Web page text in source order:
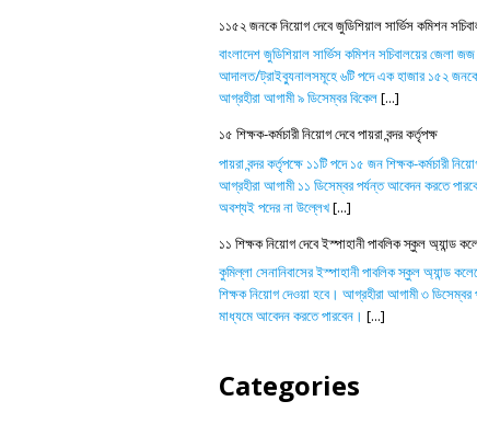
১১৫২ জনকে নিয়োগ দেবে জুডিশিয়াল সার্ভিস কমিশন
বাংলাদেশ জুডিশিয়াল সার্ভিস কমিশন সচিবালয়ের জেলা
আদালত/ট্রাইব্যুনালসমূহে ৬টি পদে এক হাজার ১৫২
আগ্রহীরা আগামী ৯ ডিসেম্বর বিকেল[...]
১৫ শিক্ষক-কর্মচারী নিয়োগ দেবে পায়রা বন্দর কর্তৃপক্ষ
পায়রা বন্দর কর্তৃপক্ষে ১১টি পদে ১৫ জন শিক্ষক-কর্মচারী
আগ্রহীরা আগামী ১১ ডিসেম্বর পর্যন্ত আবেদন করতে
অবশ্যই পদের না উল্লেখ[...]
১১ শিক্ষক নিয়োগ দেবে ইস্পাহানী পাবলিক স্কুল অ্যান্ড
কুমিল্লা সেনানিবাসের ইস্পাহানী পাবলিক স্কুল অ্যান্ড
শিক্ষক নিয়োগ দেওয়া হবে। আগ্রহীরা আগামী ৩
মাধ্যমে আবেদন করতে পারবেন। [...]
Categories